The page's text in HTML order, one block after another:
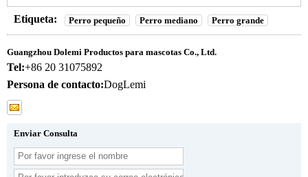
Etiqueta: Perro pequeño Perro mediano Perro grande
Guangzhou Dolemi Productos para mascotas Co., Ltd.
Tel:+86 20 31075892
Persona de contacto:DogLemi
Enviar Consulta